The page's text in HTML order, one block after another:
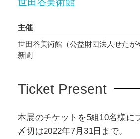
世田谷美術館
主催
世田谷美術館（公益財団法人せたが
新聞
Ticket Present
本展のチケットを5組10名様に
〆切は2022年7月31日まで。